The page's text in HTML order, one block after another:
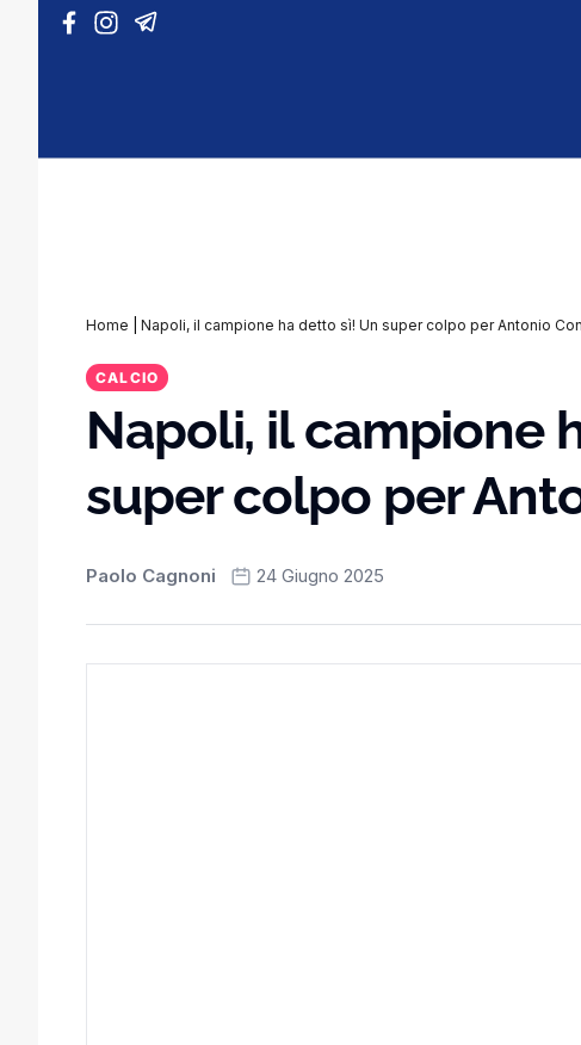
Vai al contenuto
Home Napoli, il campione ha detto sì! Un super colpo per Antonio
CALCIO
Napoli, il campione
super colpo per
Paolo Cagnoni 24 Giugno 2025